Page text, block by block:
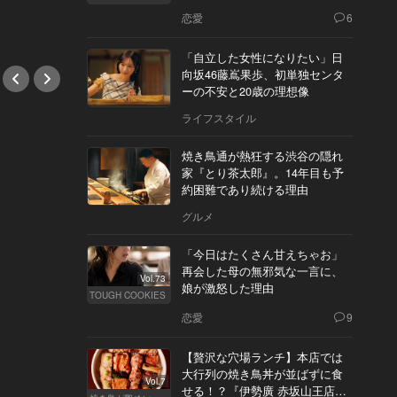
恋愛 6
「自立した女性になりたい」日
向坂46藤嶌果歩、初単独センタ
ーの不安と20歳の理想像
ライフスタイル
焼き鳥通が熱狂する渋谷の隠れ
家『とり茶太郎』。14年目も予
約困難であり続ける理由
グルメ
Vol.73
TOUGH COOKIES
「今日はたくさん甘えちゃお」
再会した母の無邪気な一言に、
娘が激怒した理由
恋愛 9
Vol.7
【贅沢な穴場ランチ】本店では
大行列の焼き鳥丼が並ばずに食
せる！？『伊勢廣 赤坂山王店』